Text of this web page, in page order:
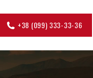
+38 (099) 333-33-36